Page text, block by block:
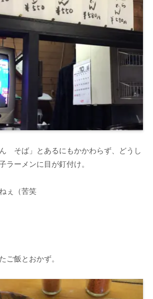
そば」とあるにもかかわらず、どうし
ラーメンに目が釘付け。
ぇ（苦笑
ご飯とおかず。